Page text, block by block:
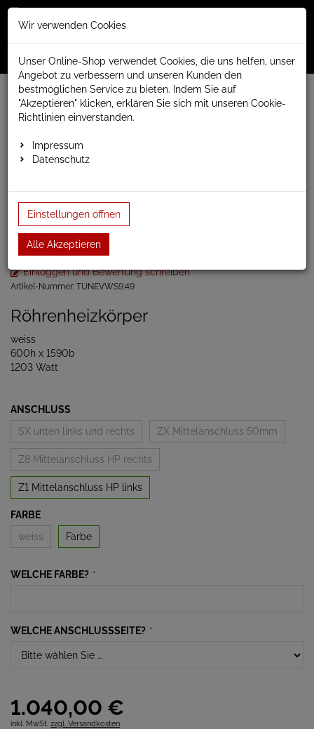
Menü
Weiter einkaufen www.anapont.eu
Badheizkörper
Paneel- und Röhrenheizkörper
Röhrenheizkörper horizontal, 1 Reihe 600h x 1590b
Röhrenheizkörper
horizontal, 1 Reihe 600h x
1590b
Einloggen und Bewertung schreiben
Artikel-Nummer: TUNEVWS9;49
Röhrenheizkörper
weiss
600h x 1590b
1203 Watt
ANSCHLUSS
SX unten links und rechts
ZX Mittelanschluss 50mm
Z8 Mittelanschluss HP rechts
Z1 Mittelanschluss HP links
FARBE
weiss
Farbe
WELCHE FARBE? *
WELCHE ANSCHLUSSSEITE? *
1.040,00 €
inkl. MwSt. zzgl. Versandkosten
Wir verwenden Cookies
Unser Online-Shop verwendet Cookies, die uns helfen, unser
Angebot zu verbessern und unseren Kunden den
bestmöglichen Service zu bieten. Indem Sie auf
"Akzeptieren" klicken, erklären Sie sich mit unseren Cookie-
Richtlinien einverstanden.
Impressum
Datenschutz
Einstellungen öffnen
Alle Akzeptieren